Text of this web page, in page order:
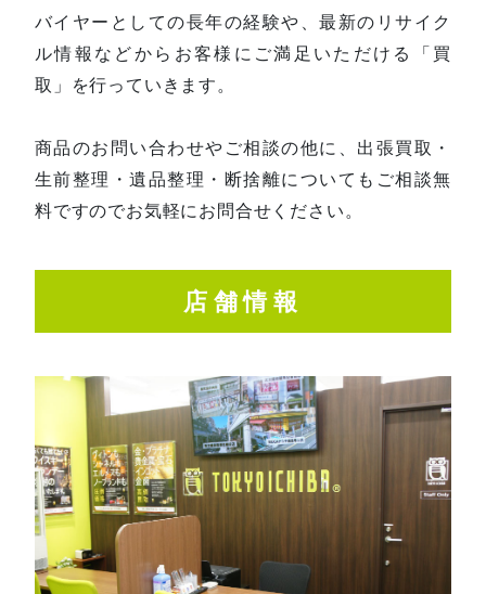
バイヤーとしての長年の経験や、最新のリサイク
ル情報などからお客様にご満足いただける「買
取」を行っていきます。
商品のお問い合わせやご相談の他に、出張買取・
生前整理・遺品整理・断捨離についてもご相談無
料ですのでお気軽にお問合せください。
店舗情報